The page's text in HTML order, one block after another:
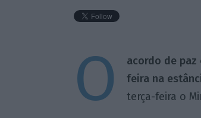
O acordo de paz
feira na
terça-feira o